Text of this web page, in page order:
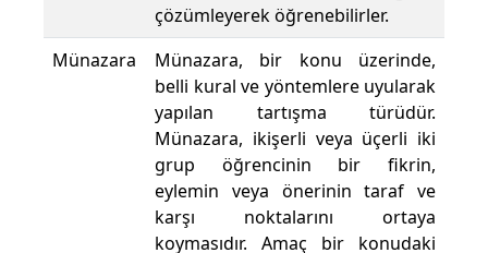
çözümleyerek öğrenebilirler.
Münazara
Münazara, bir konu üzerinde,
belli kural ve yöntemlere uyularak
yapılan tartışma türüdür.
Münazara, ikişerli veya üçerli iki
grup öğrencinin bir fikrin,
eylemin veya önerinin taraf ve
karşı noktalarını ortaya
koymasıdır. Amaç bir konudaki